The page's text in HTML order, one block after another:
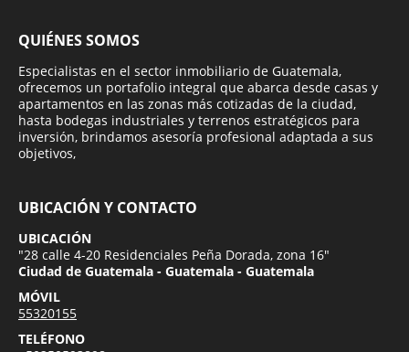
QUIÉNES SOMOS
Especialistas en el sector inmobiliario de Guatemala,
ofrecemos un portafolio integral que abarca desde casas y
apartamentos en las zonas más cotizadas de la ciudad,
hasta bodegas industriales y terrenos estratégicos para
inversión, brindamos asesoría profesional adaptada a sus
objetivos,
UBICACIÓN Y CONTACTO
UBICACIÓN
"28 calle 4-20 Residenciales Peña Dorada, zona 16"
Ciudad de Guatemala - Guatemala - Guatemala
MÓVIL
55320155